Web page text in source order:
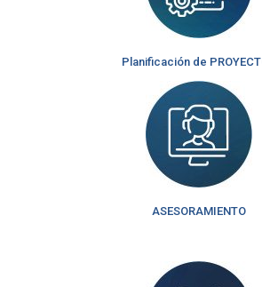
Planificación de
ASESORAMIENTO